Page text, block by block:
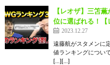
【レオザ】三笘
位に選ばれる！【
2023.12.27
遠藤航がスタメンに
値ランキングについ
[…][…]